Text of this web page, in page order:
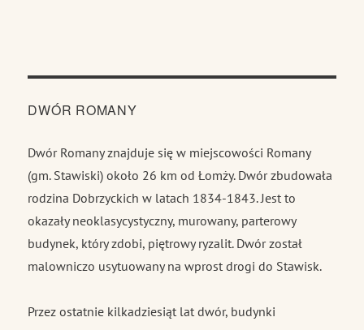
DWÓR ROMANY
Dwór Romany znajduje się w miejscowości Romany
(gm. Stawiski) około 26 km od Łomży. Dwór zbudowała
rodzina Dobrzyckich w latach 1834-1843. Jest to
okazały neoklasycystyczny, murowany, parterowy
budynek, który zdobi, piętrowy ryzalit. Dwór został
malowniczo usytuowany na wprost drogi do Stawisk.
Przez ostatnie kilkadziesiąt lat dwór, budynki